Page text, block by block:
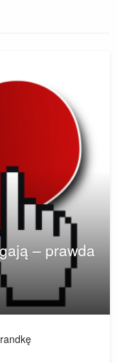
– prawda